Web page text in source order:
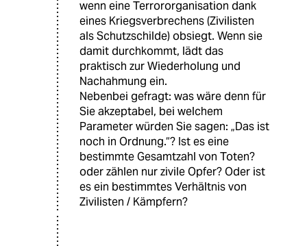
wenn eine Terrororganisation dank
eines Kriegsverbrechens (Zivilisten
als Schutzschilde) obsiegt. Wenn sie
damit durchkommt, lädt das
praktisch zur Wiederholung und
Nachahmung ein.
Nebenbei gefragt: was wäre denn für
Sie akzeptabel, bei welchem
Parameter würden Sie sagen: „Das ist
noch in Ordnung.“? Ist es eine
bestimmte Gesamtzahl von Toten?
oder zählen nur zivile Opfer? Oder ist
es ein bestimmtes Verhältnis von
Zivilisten / Kämpfern?